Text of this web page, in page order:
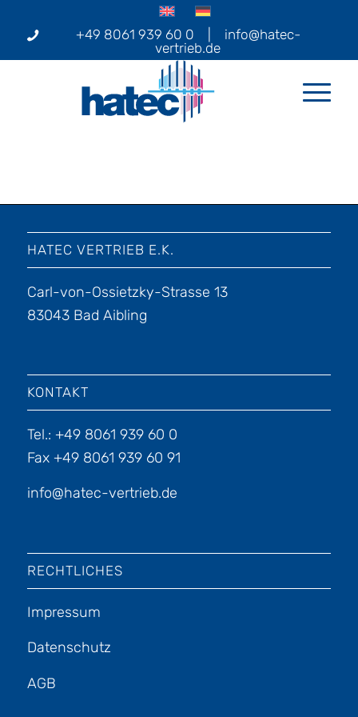
+49 8061 939 60 0
info@hatec-
vertrieb.de
HATEC VERTRIEB E.K.
Carl-von-Ossietzky-Strasse 13
83043 Bad Aibling
KONTAKT
Tel.: +49 8061 939 60 0
Fax +49 8061 939 60 91
info@hatec-vertrieb.de
RECHTLICHES
Impressum
Datenschutz
AGB